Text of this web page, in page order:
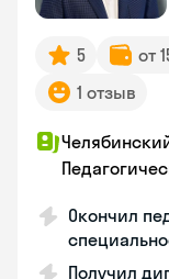
5 от
1 отзыв
Окончил
Получил